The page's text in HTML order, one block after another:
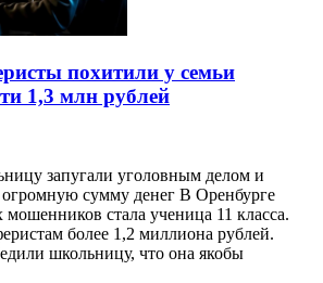
похитили у семьи
1,3 млн рублей
запугали уголовным делом и
огромную сумму денег В Оренбурге
стала ученица 11 класса.
более 1,2 миллиона рублей.
школьницу, что она якобы